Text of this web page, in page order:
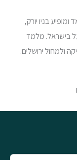
בניו יורק,
מתגורר ופועל בישראל. מלמד
ולמחול ירושלים.